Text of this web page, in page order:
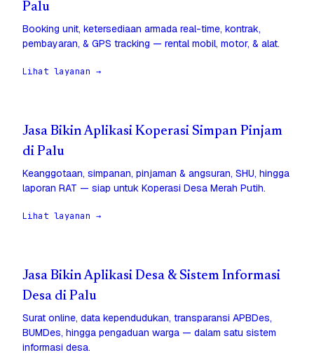
Palu
Booking unit, ketersediaan armada real-time, kontrak,
pembayaran, & GPS tracking — rental mobil, motor, & alat.
Lihat layanan →
Jasa Bikin Aplikasi Koperasi Simpan Pinjam
di Palu
Keanggotaan, simpanan, pinjaman & angsuran, SHU, hingga
laporan RAT — siap untuk Koperasi Desa Merah Putih.
Lihat layanan →
Jasa Bikin Aplikasi Desa & Sistem Informasi
Desa di Palu
Surat online, data kependudukan, transparansi APBDes,
BUMDes, hingga pengaduan warga — dalam satu sistem
informasi desa.